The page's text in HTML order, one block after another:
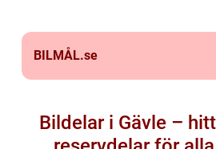
BILMÅL.se
Bildelar i Gävle –